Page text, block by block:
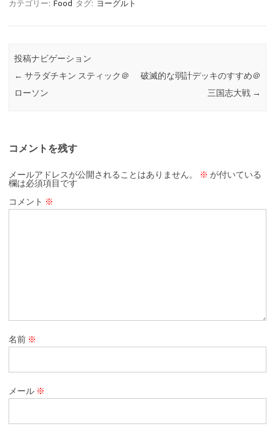
カテゴリー: Food タグ: ヨーグルト
投稿ナビゲーション
← サラダチキン スティック＠
ローソン
破滅的な弱計デッキのすすめ＠
三国志大戦 →
コメントを残す
メールアドレスが公開されることはありません。 ※ が付いている
欄は必須項目です
コメント ※
名前 ※
メール ※